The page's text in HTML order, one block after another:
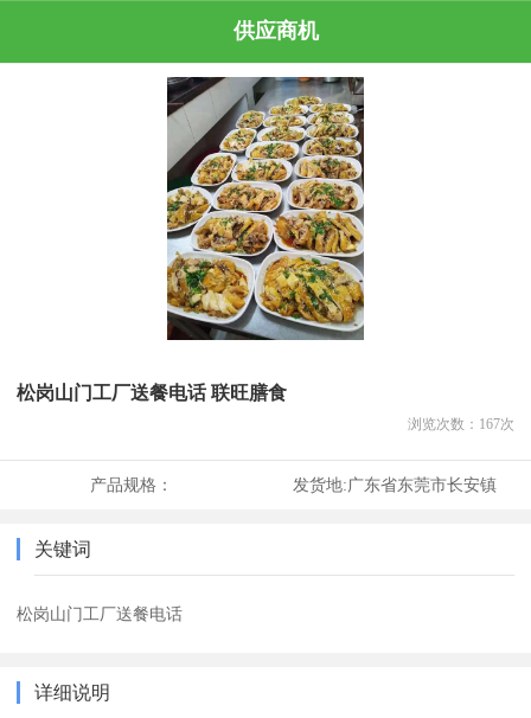
供应商机
松岗山门工厂送餐电话 联旺膳食
浏览次数： 167次
产品规格： 发货地:广东省东莞市长安镇
关键词
松岗山门工厂送餐电话
详细说明